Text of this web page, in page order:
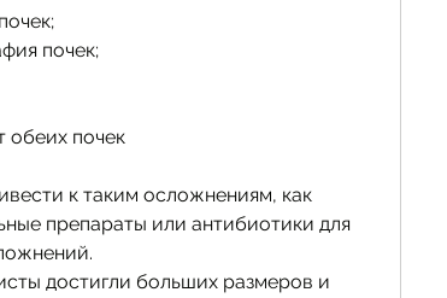
почек;
обеих почек
к таким осложнениям, как
препараты или антибиотики для
достигли больших размеров и